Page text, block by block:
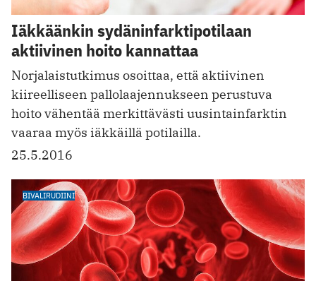
Iäkkäänkin sydäninfarktipotilaan
aktiivinen hoito kannattaa
Norjalaistutkimus osoittaa, että aktiivinen
kiireelliseen pallolaajennukseen perustuva
hoito vähentää merkittävästi uusintainfarktin
vaaraa myös iäkkäillä potilailla.
25.5.2016
BIVALIRUDIINI